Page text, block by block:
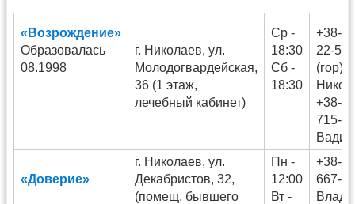
«Возрождение»
Образовалась
08.1998
г. Николаев, ул.
Молодогвардейская,
36 (1 этаж,
лечебный кабинет)
Ср -
18:30
Сб -
18:30
+38-
22-
(гор)
+38-
715-
Вадим
«Доверие»
г. Николаев, ул.
Декабристов, 32,
(помещ. бывшего
Пн -
12:00
Вт -
+38-
667-